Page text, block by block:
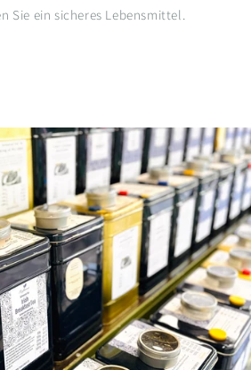
Sie ein sicheres Lebensmittel.